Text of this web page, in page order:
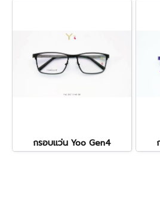
กรอบแว่น Yoo Gen4